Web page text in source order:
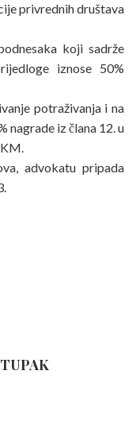
privrednih društava
koji sadrže
iznose 50%
potraživanja i na
nagrade iz člana 12. u
KM.
advokatu pripada